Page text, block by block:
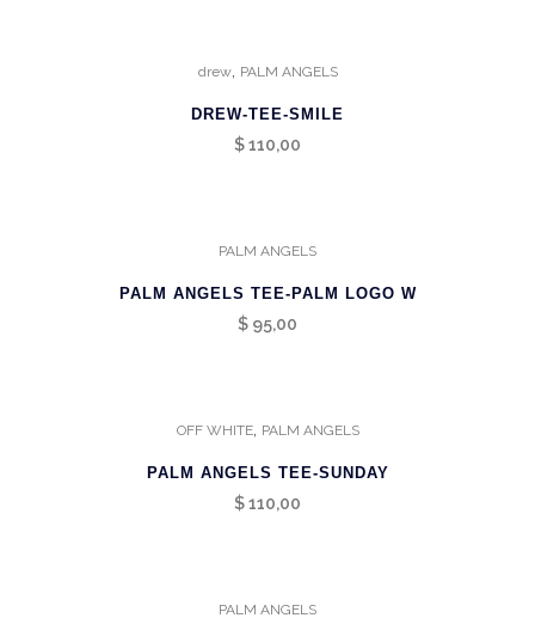
drew, PALM ANGELS
DREW-TEE-SMILE
$110,00
PALM ANGELS
PALM ANGELS TEE-PALM LOGO W
$ 95,00
OFF WHITE, PALM ANGELS
PALM ANGELS TEE-SUNDAY
$110,00
PALM ANGELS